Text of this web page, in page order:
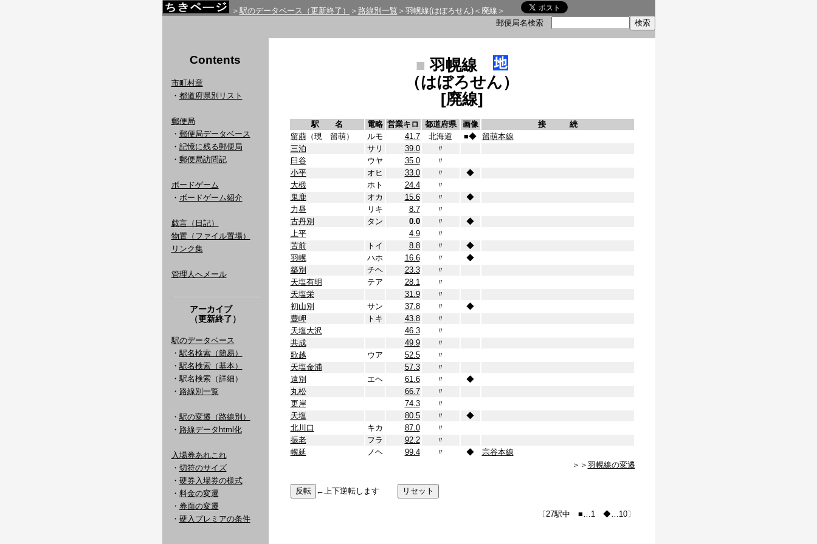
＞ 駅のデータベース（更新終了） ＞ 路線別一覧 ＞羽幌線(はぼろせん)＜廃線＞
郵便局名検索
Contents
市町村章
・ 都道府県別リスト
郵便局
・ 郵便局データベース
・ 記憶に残る郵便局
・ 郵便局訪問記
ボードゲーム
・ ボードゲーム紹介
戯言（日記）
物置（ファイル置場）
リンク集
管理人へメール
アーカイブ
（更新終了）
駅のデータベース
・ 駅名検索（簡易）
・ 駅名検索（基本）
・駅名検索（詳細）
・ 路線別一覧
・ 駅の変遷（路線別）
・ 路線データhtml化
入場券あれこれ
・ 切符のサイズ
・ 硬券入場券の様式
・ 料金の変遷
・ 券面の変遷
・ 硬入プレミアの条件
■羽幌線
（はぼろせん）
[廃線]
駅 名 電略 営業キロ 都道府県 画像
接 続
留萠（現 留萌） ルモ 41.7 北海道 ■◆
留萌本線
三泊
サリ 39.0
〃
臼谷
ウヤ 35.0
〃
小平
オヒ 33.0 〃
◆
大椴
ホト 24.4
〃
鬼鹿
オカ 15.6 〃
◆
力昼
リキ 8.7
〃
古丹別
タン 0.0 〃
◆
上平
4.9
〃
苫前
トイ 8.8 〃
◆
羽幌
ハホ 16.6 〃
◆
築別
チヘ 23.3
〃
天塩有明
テア 28.1
〃
天塩栄
31.9
〃
初山別
サン 37.8 〃
◆
豊岬
トキ 43.8
〃
天塩大沢
46.3
〃
共成
49.9
〃
歌越
ウア 52.5
〃
天塩金浦
57.3
〃
遠別
エヘ 61.6 〃
◆
丸松
66.7
〃
更岸
74.3
〃
天塩
80.5 〃
◆
北川口
キカ 87.0
〃
振老
フラ 92.2
〃
幌延
ノヘ 99.4 〃 ◆
宗谷本線
＞＞ 羽幌線の変遷
←上下逆転します
〔27駅中 ■…1 ◆…10〕